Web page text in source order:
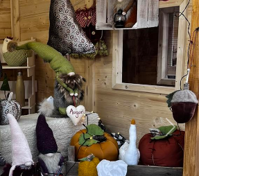
Next